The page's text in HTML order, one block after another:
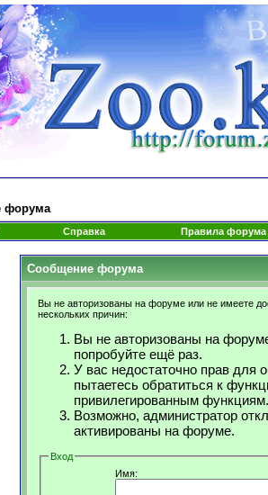
форума
Справка Правила форума
Сообщение форума
Вы не авторизованы на форуме или не имеете
нескольких причин:
Вы не авторизованы на
попробуйте ещё раз.
У вас недостаточно прав для
пытаетесь обратиться к
привилегированным функциям.
Возможно, администратор
активированы на форуме.
Вход
Имя: